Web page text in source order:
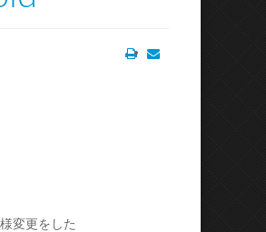
変更をした